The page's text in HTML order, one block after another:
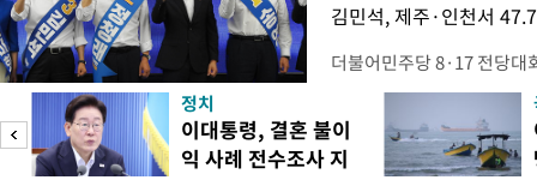
김민석, 제주·인천서
더불어민주당 8·17 전당대
보가 8일 제주·인천 지역
다. 앞서 정청래 후보 우세
·울산·경남 경선에서 1승
제주·인천 경선에서 이기
정치
이대통령, 결혼 불이
익 사례 전수조사 지